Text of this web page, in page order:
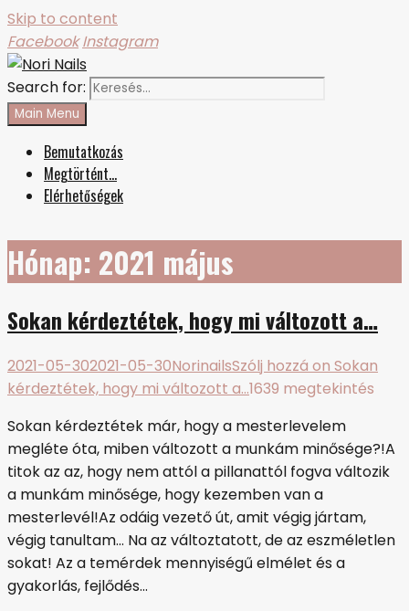
Skip to content
Facebook Instagram
Nori Nails
körmös blog
Search for:
Main Menu
Bemutatkozás
Megtörtént…
Elérhetőségek
Hónap: 2021 május
Sokan kérdeztétek, hogy mi változott a…
2021-05-302021-05-30NorinailsSzólj hozzá on Sokan
kérdeztétek, hogy mi változott a…1639 megtekintés
Sokan kérdeztétek már, hogy a mesterlevelem
megléte óta, miben változott a munkám minősége?!A
titok az az, hogy nem attól a pillanattól fogva változik
a munkám minősége, hogy kezemben van a
mesterlevél!Az odáig vezető út, amit végig jártam,
végig tanultam… Na az változtatott, de az eszméletlen
sokat! Az a temérdek mennyiségű elmélet és a
gyakorlás, fejlődés…